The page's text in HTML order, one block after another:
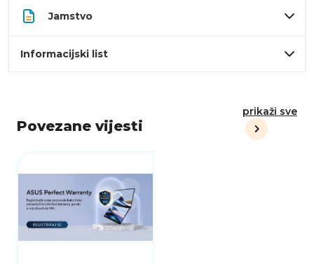
Jamstvo
Informacijski list
Povezane vijesti
prikaži sve